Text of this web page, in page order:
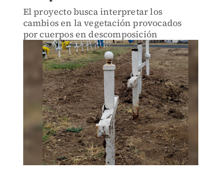
El proyecto busca interpretar los
cambios en la vegetación provocados
por cuerpos en descomposición